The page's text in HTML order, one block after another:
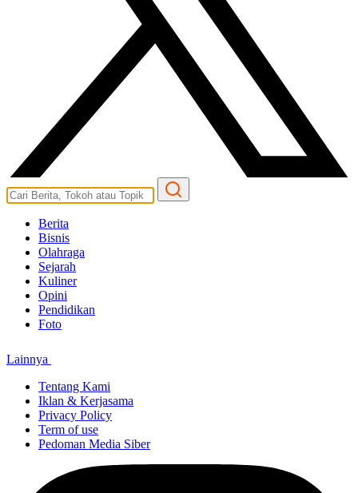
Berita
Bisnis
Olahraga
Sejarah
Kuliner
Opini
Pendidikan
Foto
Lainnya
Tentang Kami
Iklan & Kerjasama
Privacy Policy
Term of use
Pedoman Media Siber